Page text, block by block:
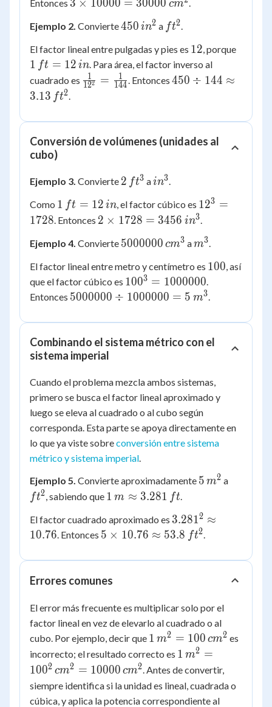
Entonces
30000\,cm^2
3 × 10000 = 30000 cm
Ejemplo 2. Convierte450\,in^2
450 in2 a ft^2
ft2
El factor lineal entre pulgadas y pies es 12
12 , porque
1 ft = 12 in . Para área, el factor inverso al
cuadrado es \frac{1}
\frac{1}
{144}
122
1 = 144
1 . Entonces 450 \div
3.13\,ft^2
450 ÷ 144 ≈
3.13 ft2
Conversión de volúmenes (unidades al
cubo)
Ejemplo 3. Convierte 2\,ft^3
2 ft3 ain^3
in3
Como 1\,ft
=
1 ft = 12 in , el factor cúbico es 12^3
=
123 =
1728 . Entonces 2 \times
3456\,in^3
2 × 1728 = 3456 in3
Ejemplo 4. Convierte 5000000\,cm^3
5000000 cm3 am^3
m3
El factor lineal entre metro y centímetro es 100
100 , así
que el factor cúbico es 100^3 =
1000000
1003 = 1000000
Entonces 5000000
1000000
=
5\,m^3
5000000 ÷ 1000000 = 5 m3
Combinando el sistema métrico con el
sistema imperial
Cuando el problema mezcla ambos sistemas,
primero se busca el factor lineal aproximado y
luego se eleva al cuadrado o al cubo según
corresponda. Esta parte se apoya directamente en
lo que ya viste sobreconversión entre sistema
métrico y sistema imperial
Ejemplo 5. Convierte aproximadamente 5\,m^2
5 m2 a
ft2 , sabiendo que 1\,m
3.281\,ft
1 m ≈ 3.281 ft
El factor cuadrado aproximado es 3.281^2
\approx
3.2812 ≈
10.76 . Entonces 5 \times
\approx
53.8\,ft^2
5 × 10.76 ≈ 53.8 ft2
Errores comunes
El error más frecuente es multiplicar solo por el
factor lineal en vez de elevarlo al cuadrado o al
cubo. Por ejemplo, decir que 1\,m^2 =
100\,cm^2
1 m2 = 100 cm2 es
incorrecto; el resultado correcto es 1\,m^2 =
100^2\,cm^2
=
10000\,cm^2
1 m2 =
1002 cm2 = 10000 cm2 . Antes de convertir,
siempre identifica si la unidad es lineal, cuadrada o
cúbica, y aplica la potencia correspondiente al